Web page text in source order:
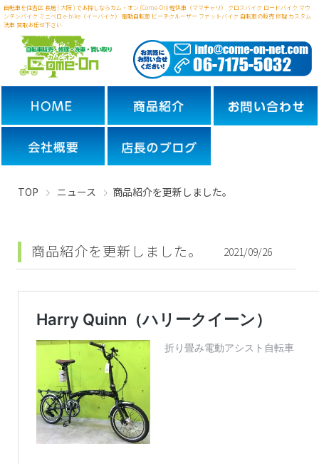
自転車を住吉区 長居 ( 大阪 ) でお探しならカム・オン (Come-On) 軽快車（ママチャリ） クロスバイク ロードバイク マウ
ンテンバイク ミニベロ e-bike（イーバイク） 電動自転車 ビーチクルーザー ファットバイク 自転車の販売 修理 カスタム
洗車 買取お任せ下さい
TOP ニュース 商品紹介を更新しました。
商品紹介を更新しました。 2021/09/26